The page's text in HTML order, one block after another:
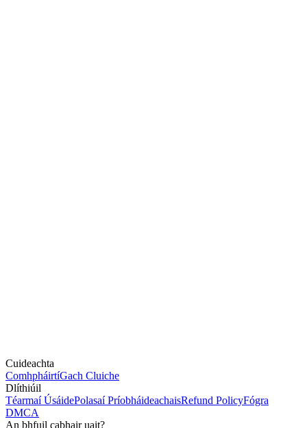
Cuideachta
ComhpháirtíGach Cluiche
Dlíthiúil
Téarmaí ÚsáidePolasaí PríobháideachaisRefund PolicyFógra
DMCA
An bhfuil cabhair uait?